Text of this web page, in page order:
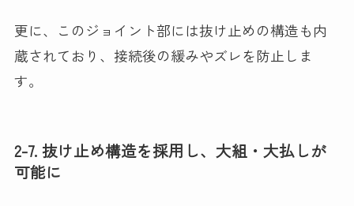
更に、このジョイント部には抜け止めの構造も内
蔵されており、接続後の緩みやズレを防止しま
す。
2-7. 抜け止め構造を採用し、大組・大払しが
可能に